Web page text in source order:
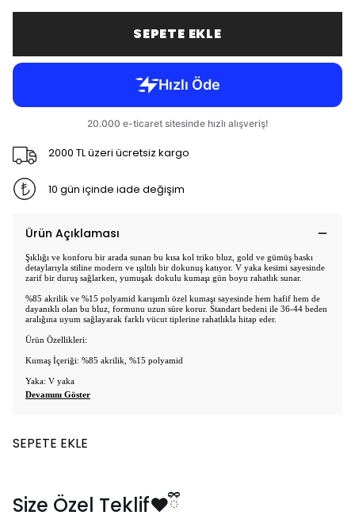
SEPETE EKLE
2000 TL üzeri ücretsiz kargo
10 gün içinde iade değişim
Ürün Açıklaması
Şıklığı ve konforu bir arada sunan bu kısa kol triko bluz, gold ve gümüş baskı
detaylarıyla stiline modern ve ışıltılı bir dokunuş katıyor. V yaka kesimi sayesinde
zarif bir duruş sağlarken, yumuşak dokulu kumaşı gün boyu rahatlık sunar.
%85 akrilik ve %15 polyamid karışımlı özel kumaşı sayesinde hem hafif hem de
dayanıklı olan bu bluz, formunu uzun süre korur. Standart bedeni ile 36-44 beden
aralığına uyum sağlayarak farklı vücut tiplerine rahatlıkla hitap eder.
Ürün Özellikleri:
Kumaş İçeriği: %85 akrilik, %15 polyamid
Yaka: V yaka
Devamını Göster
SEPETE EKLE
Size Özel Teklif❤️ྀི